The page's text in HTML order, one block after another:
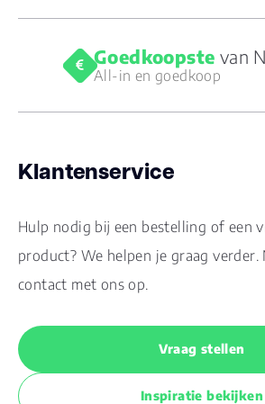
Goedkoopste van
All-in en goedkoop
Klantenservice
Hulp nodig bij een bestelling of een
product? We helpen je graag verder.
contact met ons op.
Vraag stellen
Inspiratie bekijken